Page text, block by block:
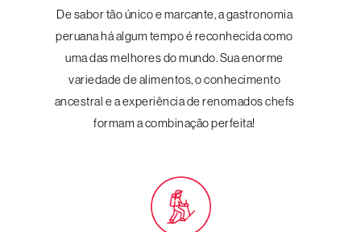
De sabor tão único e marcante, a gastronomia
peruana há algum tempo é reconhecida como
uma das melhores do mundo. Sua enorme
variedade de alimentos, o conhecimento
ancestral e a experiência de renomados chefs
formam a combinação perfeita!